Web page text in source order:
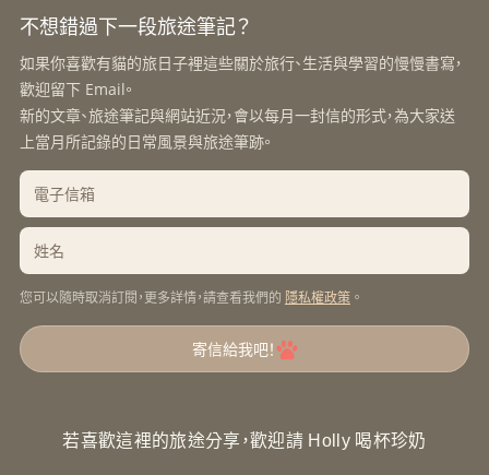
不想錯過下一段旅途筆記？
如果你喜歡有貓的旅日子裡這些關於旅行、生活與學習的慢慢書寫，
歡迎留下 Email。
新的文章、旅途筆記與網站近況，會以每月一封信的形式，為大家送
上當月所記錄的日常風景與旅途筆跡。
您可以隨時取消訂閱，更多詳情，請查看我們的 隱私權政策 。
寄信給我吧！
若喜歡這裡的旅途分享，歡迎請 Holly 喝杯珍奶